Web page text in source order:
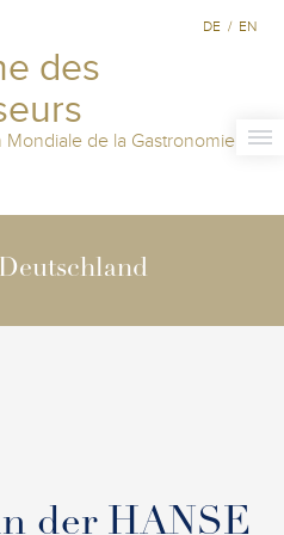
des
Mondiale de la Gastronomie
DE / EN
der HANSE